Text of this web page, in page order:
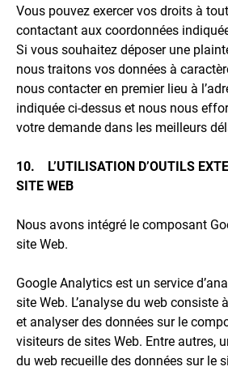
Vous pouvez exercer vos droits à
contactant aux coordonnées
Si vous souhaitez déposer une
nous traitons vos données à
nous contacter en premier lieu à
indiquée ci-dessus et nous nous
votre demande dans les meilleurs
10. L’UTILISATION D’OUTILS
SITE WEB
Nous avons intégré le composant
site Web.
Google Analytics est un service
site Web. L’analyse du web consiste
et analyser des données sur le
visiteurs de sites Web. Entre autres,
du web recueille des données sur le